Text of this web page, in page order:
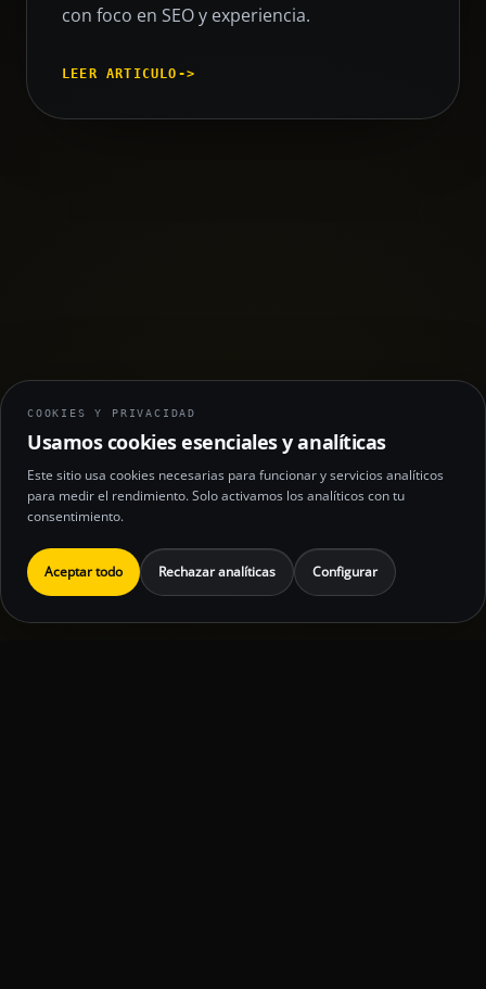
con foco en SEO y experiencia.
LEER ARTICULO ->
COOKIES Y PRIVACIDAD
Usamos cookies esenciales y analíticas
Este sitio usa cookies necesarias para funcionar y servicios analíticos
para medir el rendimiento. Solo activamos los analíticos con tu
consentimiento.
Aceptar todo Rechazar analíticas Configurar